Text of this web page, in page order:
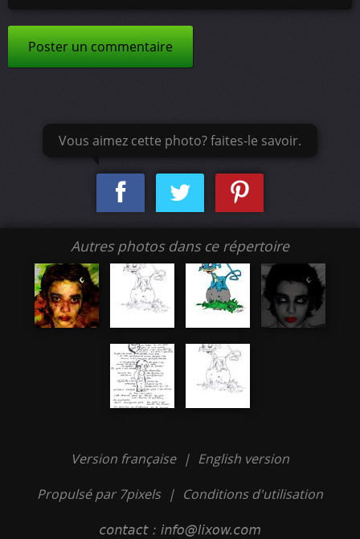
Poster un commentaire
Vous aimez cette photo? faites-le savoir.
Autres photos dans ce répertoire
Version française | English version
Propulsé par 7pixels | Conditions d'utilisation